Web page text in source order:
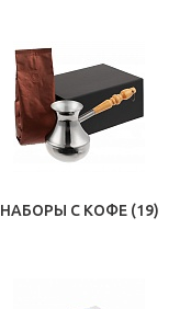
НАБОРЫ С КОФЕ (19)